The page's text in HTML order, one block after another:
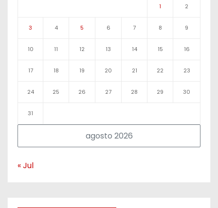
agosto 2026
1 2
3 4 5 6 7 8 9
10 11 12 13 14 15 16
17 18 19 20 21 22 23
24 25 26 27 28 29 30
31
« Jul